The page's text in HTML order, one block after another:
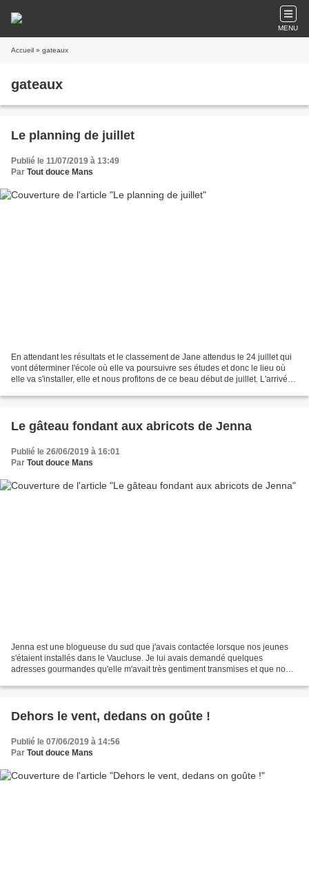
MENU
Accueil » gateaux
gateaux
Le planning de juillet
Publié le 11/07/2019 à 13:49
Par Tout douce Mans
En attendant les résultats et le classement de Jane attendus le 24 juillet qui
vont déterminer l'école où elle va poursuivre ses études et donc le lieu où
elle va s'installer, elle et nous profitons de ce beau début de juillet. L'arrivée
Le gâteau fondant aux abricots de Jenna
Publié le 26/06/2019 à 16:01
Par Tout douce Mans
Jenna est une blogueuse du sud que j'avais contactée lorsque nos jeunes
s'étaient installés dans le Vaucluse. Je lui avais demandé quelques
adresses gourmandes qu'elle m'avait très gentiment transmises et que nous
Dehors le vent, dedans on goûte !
Publié le 07/06/2019 à 14:56
Par Tout douce Mans